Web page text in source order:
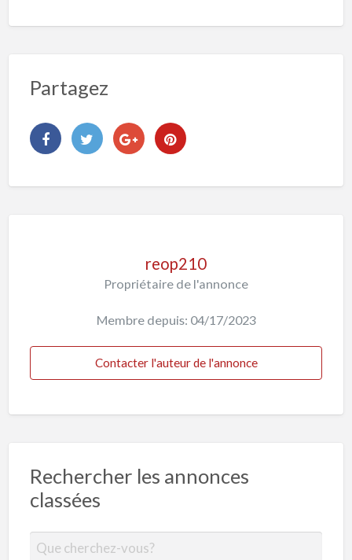
Partagez
reop210
Propriétaire de l'annonce
Membre depuis: 04/17/2023
Contacter l'auteur de l'annonce
Rechercher les annonces
classées